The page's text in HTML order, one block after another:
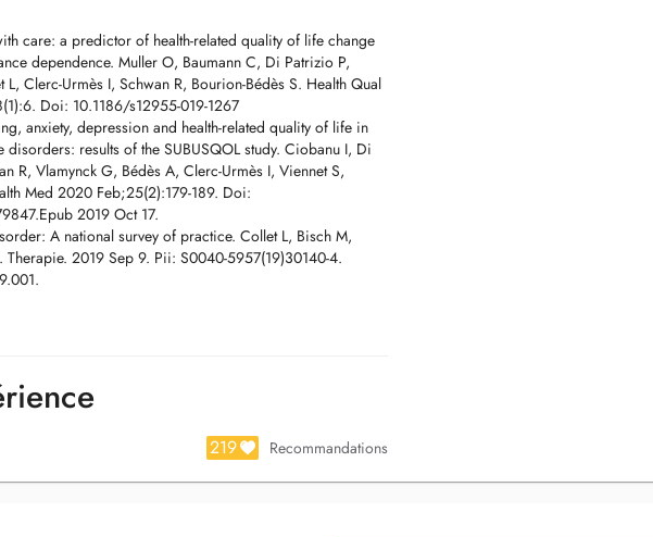
indications relatives ou absolues, en particulier pour les
aigue, qu'il est nécessaire d'évaluer au préalable.
de rendez vous, merci de nous contacter par mail en
ainsi que le motif de la demande, à l'adresse suivante:
care: a predictor of health-related quality of life change
dependence. Muller O, Baumann C, Di Patrizio P,
Clerc-Urmès I, Schwan R, Bourion-Bédès S. Health Qual
Doi: 10.1186/s12955-019-1267
anxiety, depression and health-related quality of life in
disorders: results of the SUBUSQOL study. Ciobanu I, Di
R, Vlamynck G, Bédès A, Clerc-Urmès I, Viennet S,
Med 2020 Feb;25(2):179-189. Doi:
2019 Oct 17.
A national survey of practice. Collet L, Bisch M,
Therapie. 2019 Sep 9. Pii: S0040-5957(19)30140-4.
219 Recommandations